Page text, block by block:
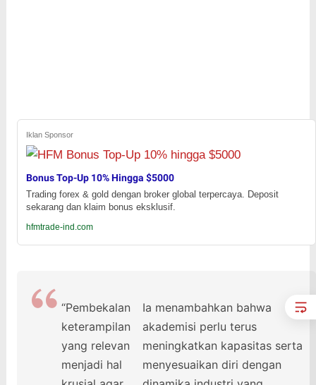
Iklan Sponsor
Bonus Top-Up 10% Hingga $5000
Trading forex & gold dengan broker global terpercaya. Deposit
sekarang dan klaim bonus eksklusif.
hfmtrade-ind.com
“Pembekalan
keterampilan
yang relevan
menjadi hal
Ia menambahkan bahwa
akademisi perlu terus
meningkatkan kapasitas serta
menyesuaikan diri dengan